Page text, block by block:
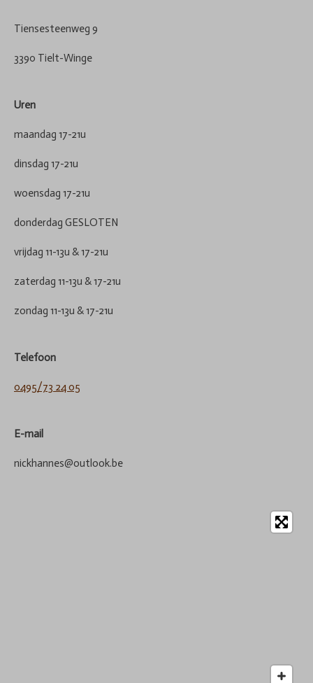
Tiensesteenweg 9
3390 Tielt-Winge
Uren
maandag 17-21u
dinsdag 17-21u
woensdag 17-21u
donderdag GESLOTEN
vrijdag 11-13u & 17-21u
zaterdag 11-13u & 17-21u
zondag 11-13u & 17-21u
Telefoon
0495/73 24 05
E-mail
nickhannes@outlook.be